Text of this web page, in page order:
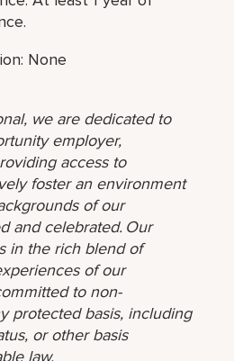
None
we are dedicated to
employer,
access to
foster an environment
of our
and celebrated. Our
in the rich blend of
of our
to non-
protected basis, including
or other basis
law.